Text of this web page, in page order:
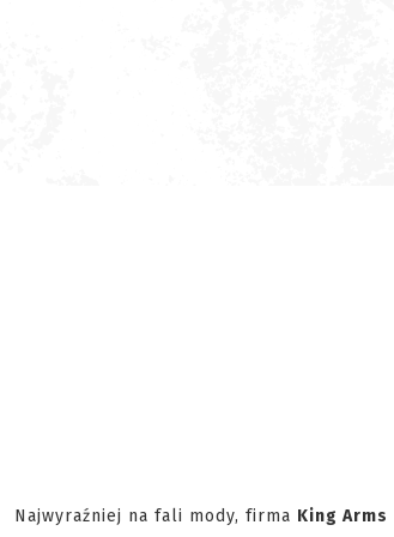
Najwyraźniej na fali mody, firma King Arms